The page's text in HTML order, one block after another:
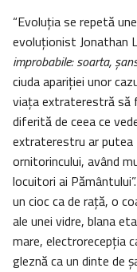
“Evoluția se repetă
evoluționist Jonathan
improbabile: soarta,
ciuda apariției unor
viața extraterestră să
diferită de ceea ce
extraterestru ar putea
ornitorincului, având
locuitori ai
un cioc ca de rață, o
ale unei vidre, blana
mare, electrorecepția
gleznă ca un dinte de